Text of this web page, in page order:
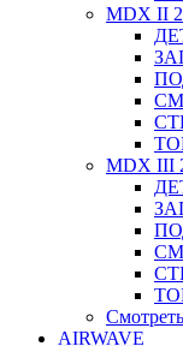
MDX II
MDX III
AIRWAVE